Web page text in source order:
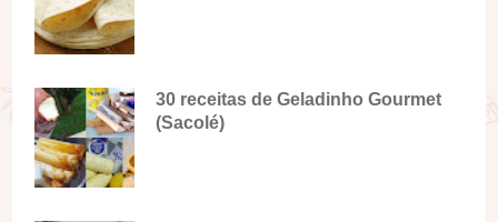
30 receitas de Geladinho Gourmet
(Sacolé)